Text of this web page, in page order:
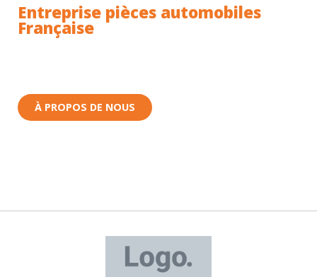
Entreprise pièces automobiles
Française
À PROPOS DE NOUS